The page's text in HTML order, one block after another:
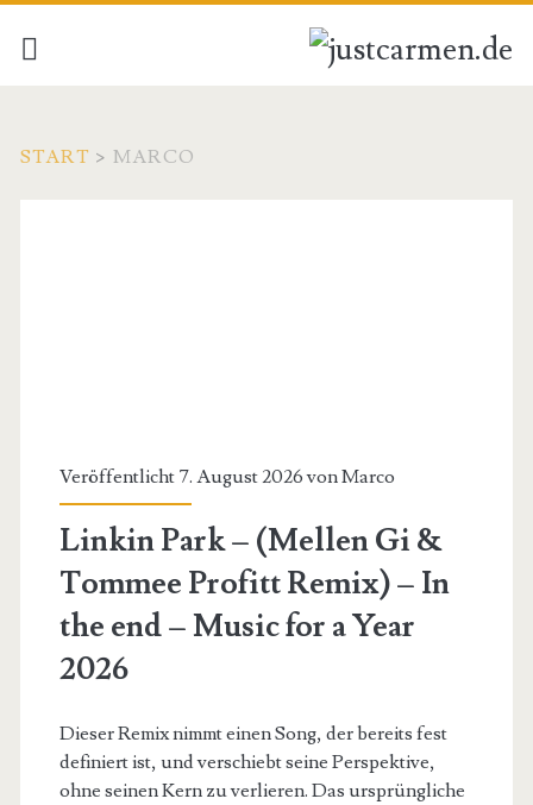
START > MARCO
Veröffentlicht 7. August 2026 vonMarco
Linkin Park – (Mellen Gi &
Tommee Profitt Remix) – In
the end – Music for a Year
2026
Dieser Remix nimmt einen Song, der bereits fest
definiert ist, und verschiebt seine Perspektive,
ohne seinen Kern zu verlieren. Das ursprüngliche